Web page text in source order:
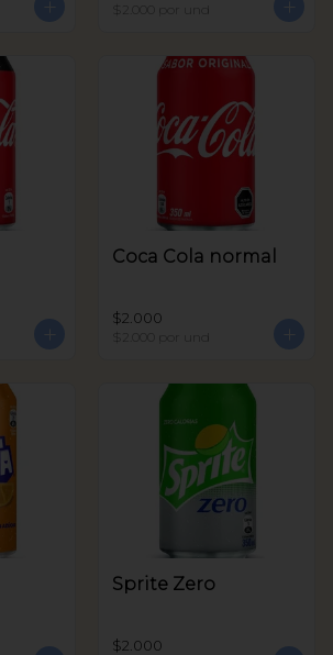
$2.000 por und
Coca Cola normal
$2.000
$2.000 por und
Sprite Zero
$2.000